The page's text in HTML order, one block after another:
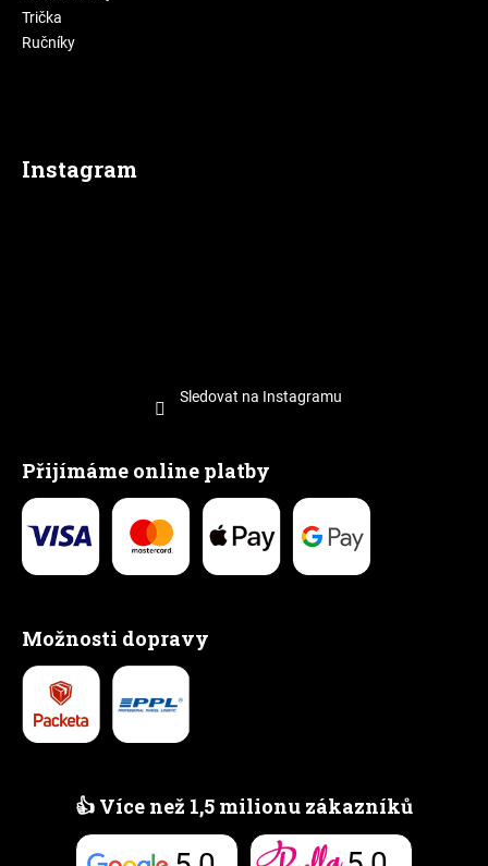
Trička
Ručníky
Instagram
Sledovat na Instagramu
Přijímáme online platby
Možnosti dopravy
👍 Více než 1,5 milionu zákazníků